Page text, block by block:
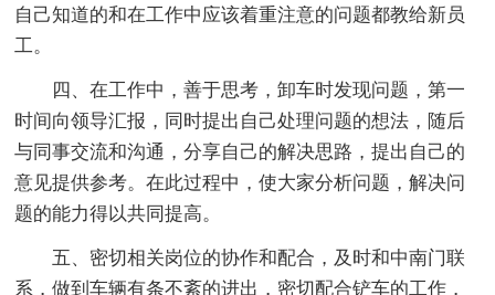
自己知道的和在工作中应该着重注意的问题都教给新员
工。
四、在工作中，善于思考，卸车时发现问题，第一
时间向领导汇报，同时提出自己处理问题的想法，随后
与同事交流和沟通，分享自己的解决思路，提出自己的
意见提供参考。在此过程中，使大家分析问题，解决问
题的能力得以共同提高。
五、密切相关岗位的协作和配合，及时和中南门联
系，做到车辆有条不紊的进出，密切配合铲车的工作，